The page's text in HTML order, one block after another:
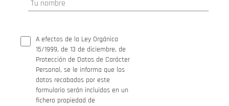
A efectos de la Ley Orgánica
15/1999, de 13 de diciembre, de
Protección de Datos de Carácter
Personal, se le informa que los
datos recabados por este
formulario serán incluidos en un
fichero propiedad de